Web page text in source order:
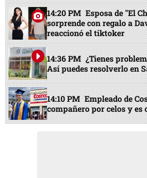
14:20 PM Esposa de "El
sorprende con regalo a
reaccionó el tiktoker
14:36 PM ¿Tienes
Así puedes resolverlo en
14:10 PM Empleado de
compañero por celos y es